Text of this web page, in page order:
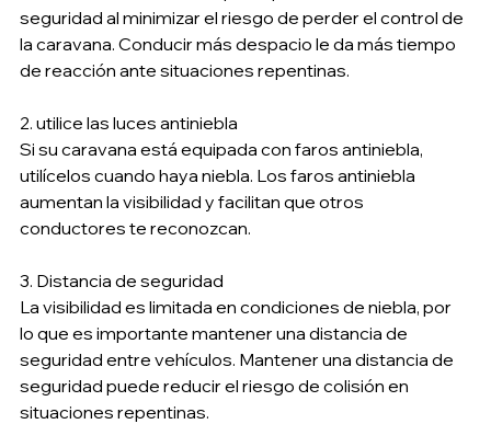
seguridad al minimizar el riesgo de perder el control de
la caravana. Conducir más despacio le da más tiempo
de reacción ante situaciones repentinas.
2. utilice las luces antiniebla
Si su caravana está equipada con faros antiniebla,
utilícelos cuando haya niebla. Los faros antiniebla
aumentan la visibilidad y facilitan que otros
conductores te reconozcan.
3. Distancia de seguridad
La visibilidad es limitada en condiciones de niebla, por
lo que es importante mantener una distancia de
seguridad entre vehículos. Mantener una distancia de
seguridad puede reducir el riesgo de colisión en
situaciones repentinas.